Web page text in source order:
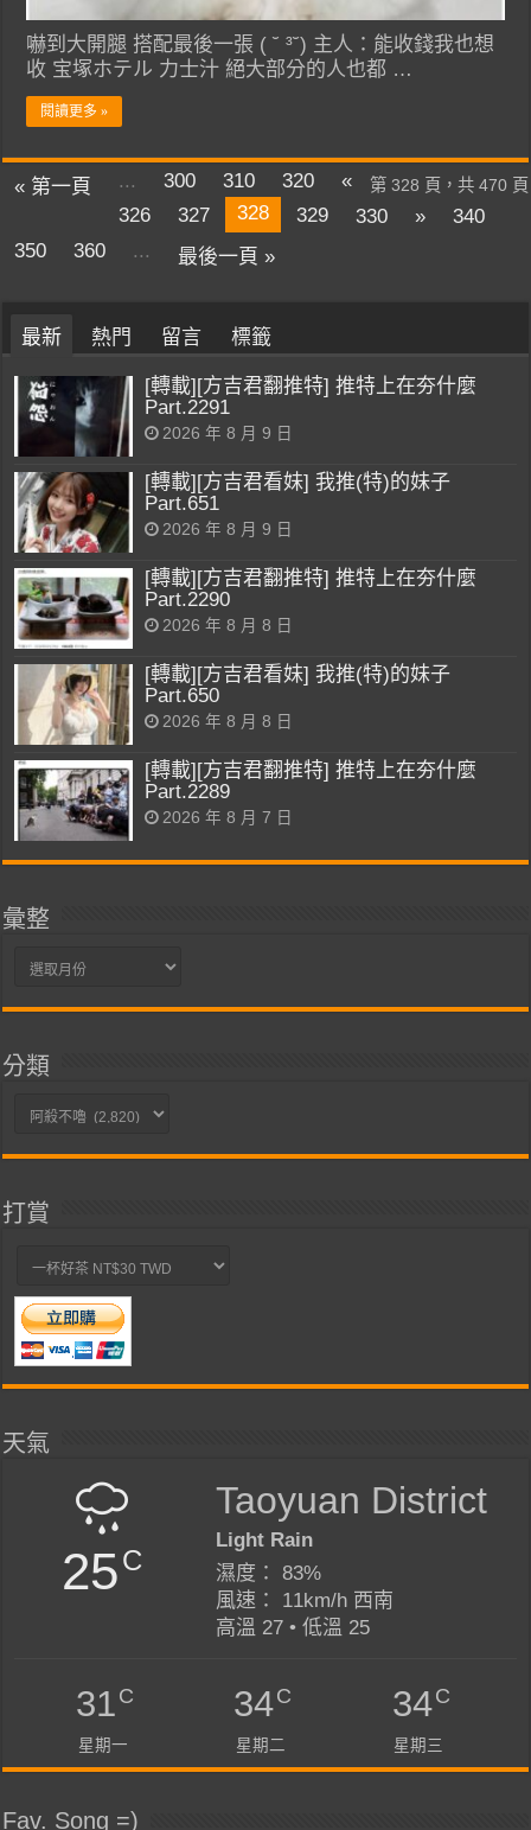
嚇到大開腿 搭配最後一張 ( ˘ ³˘) 主人：能收錢我也想
收 宝塚ホテル 力士汁 絕大部分的人也都 …
閱讀更多 »
第 328 頁，共 470 頁
« 第一頁 ... 300 310 320
«
326
327 328 329 330 »
340
350
360 ... 最後一頁 »
最新 熱門 留言 標籤
[轉載][方吉君翻推特] 推特上在夯什麼
Part.2291
2026 年 8 月 9 日
[轉載][方吉君看妹] 我推(特)的妹子
Part.651
2026 年 8 月 9 日
[轉載][方吉君翻推特] 推特上在夯什麼
Part.2290
2026 年 8 月 8 日
[轉載][方吉君看妹] 我推(特)的妹子
Part.650
2026 年 8 月 8 日
[轉載][方吉君翻推特] 推特上在夯什麼
Part.2289
2026 年 8 月 7 日
彙整
彙
分類
分
打賞
天氣
25C
Taoyuan District
Light Rain
濕度： 83%
風速： 11km/h 西南
高溫 27 • 低溫 25
31C
星期一
34C
星期二
34C
星期三
Fav. Song =)